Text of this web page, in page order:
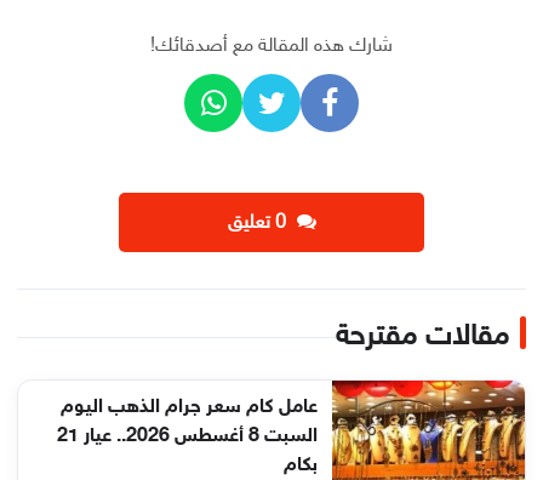
شارك هذه المقالة مع أصدقائك!
‫0 تعليق
مقالات مقترحة
عامل كام سعر جرام الذهب اليوم
السبت 8 أغسطس 2026.. عيار 21
بكام